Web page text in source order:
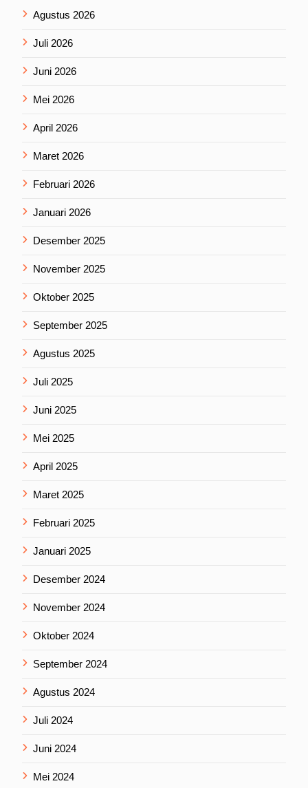
Agustus 2026
Juli 2026
Juni 2026
Mei 2026
April 2026
Maret 2026
Februari 2026
Januari 2026
Desember 2025
November 2025
Oktober 2025
September 2025
Agustus 2025
Juli 2025
Juni 2025
Mei 2025
April 2025
Maret 2025
Februari 2025
Januari 2025
Desember 2024
November 2024
Oktober 2024
September 2024
Agustus 2024
Juli 2024
Juni 2024
Mei 2024